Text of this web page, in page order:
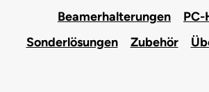
Beamerhalterungen
Sonderlösungen
Zubehör